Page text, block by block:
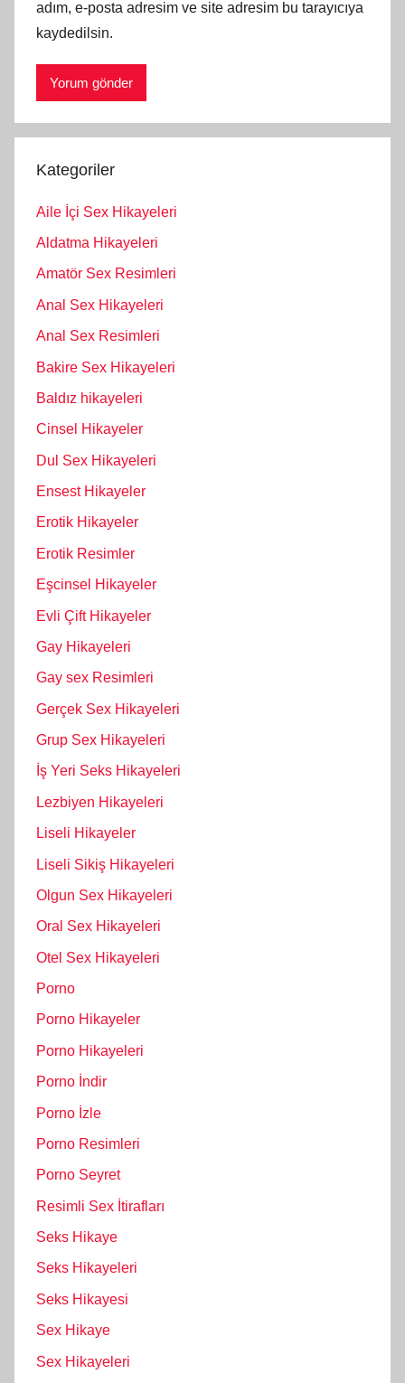
adım, e-posta adresim ve site adresim bu tarayıcıya
kaydedilsin.
Kategoriler
Aile İçi Sex Hikayeleri
Aldatma Hikayeleri
Amatör Sex Resimleri
Anal Sex Hikayeleri
Anal Sex Resimleri
Bakire Sex Hikayeleri
Baldız hikayeleri
Cinsel Hikayeler
Dul Sex Hikayeleri
Ensest Hikayeler
Erotik Hikayeler
Erotik Resimler
Eşcinsel Hikayeler
Evli Çift Hikayeler
Gay Hikayeleri
Gay sex Resimleri
Gerçek Sex Hikayeleri
Grup Sex Hikayeleri
İş Yeri Seks Hikayeleri
Lezbiyen Hikayeleri
Liseli Hikayeler
Liseli Sikiş Hikayeleri
Olgun Sex Hikayeleri
Oral Sex Hikayeleri
Otel Sex Hikayeleri
Porno
Porno Hikayeler
Porno Hikayeleri
Porno İndir
Porno İzle
Porno Resimleri
Porno Seyret
Resimli Sex İtirafları
Seks Hikaye
Seks Hikayeleri
Seks Hikayesi
Sex Hikaye
Sex Hikayeleri